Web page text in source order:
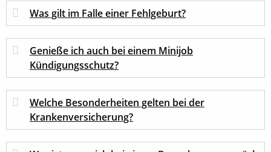
Was gilt im Falle einer Fehlgeburt?
Genieße ich auch bei einem Minijob
Kündigungsschutz?
Welche Besonderheiten gelten bei der
Krankenversicherung?